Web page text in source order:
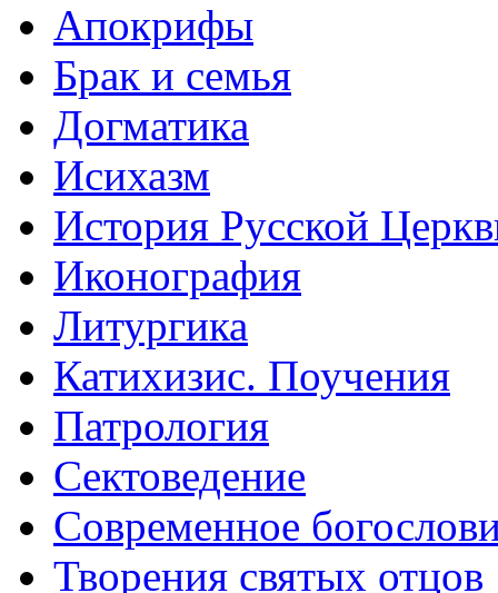
Апокрифы
Брак и семья
Догматика
Исихазм
История Русской
Иконография
Литургика
Катихизис. Поучения
Патрология
Сектоведение
Современное
Творения святых отцов